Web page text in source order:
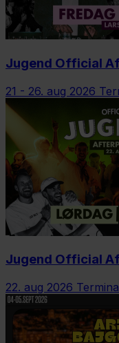
Jugend Official
21 - 26. aug 2026
Jugend Official
22. aug 2026